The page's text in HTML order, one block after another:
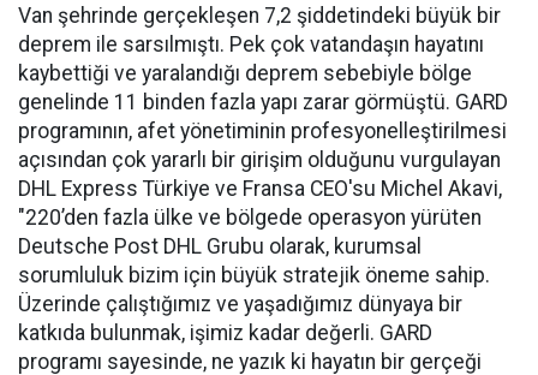
Van şehrinde gerçekleşen 7,2 şiddetindeki büyük bir
deprem ile sarsılmıştı. Pek çok vatandaşın hayatını
kaybettiği ve yaralandığı deprem sebebiyle bölge
genelinde 11 binden fazla yapı zarar görmüştü. GARD
programının, afet yönetiminin profesyonelleştirilmesi
açısından çok yararlı bir girişim olduğunu vurgulayan
DHL Express Türkiye ve Fransa CEO'su Michel Akavi,
"220’den fazla ülke ve bölgede operasyon yürüten
Deutsche Post DHL Grubu olarak, kurumsal
sorumluluk bizim için büyük stratejik öneme sahip.
Üzerinde çalıştığımız ve yaşadığımız dünyaya bir
katkıda bulunmak, işimiz kadar değerli. GARD
programı sayesinde, ne yazık ki hayatın bir gerçeği